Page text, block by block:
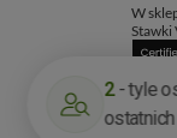
W
Stawki